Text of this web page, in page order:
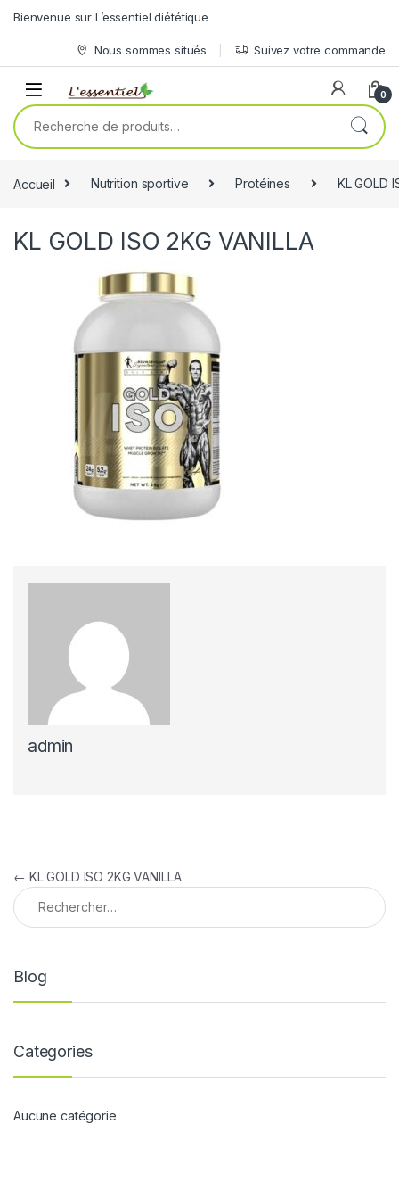
Skip to navigation
Bienvenue sur L’essentiel diététique
Nous sommes situés Suivez votre commande
0
Recherche pour :
Accueil Nutrition sportive Protéines KL GOLD
KL GOLD ISO 2KG VANILLA
admin
Navigation de l’article
← KL GOLD ISO 2KG VANILLA
Rechercher :
Blog
Categories
Aucune catégorie